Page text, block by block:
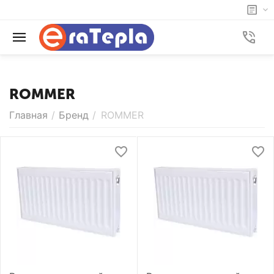
ROMMER
Главная / Бренд / ROMMER